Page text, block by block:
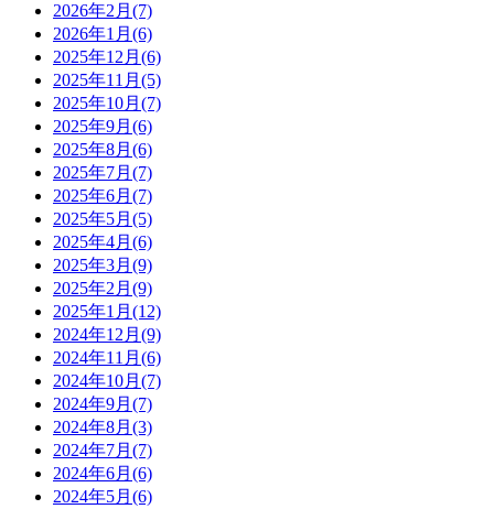
2026年2月(7)
2026年1月(6)
2025年12月(6)
2025年11月(5)
2025年10月(7)
2025年9月(6)
2025年8月(6)
2025年7月(7)
2025年6月(7)
2025年5月(5)
2025年4月(6)
2025年3月(9)
2025年2月(9)
2025年1月(12)
2024年12月(9)
2024年11月(6)
2024年10月(7)
2024年9月(7)
2024年8月(3)
2024年7月(7)
2024年6月(6)
2024年5月(6)